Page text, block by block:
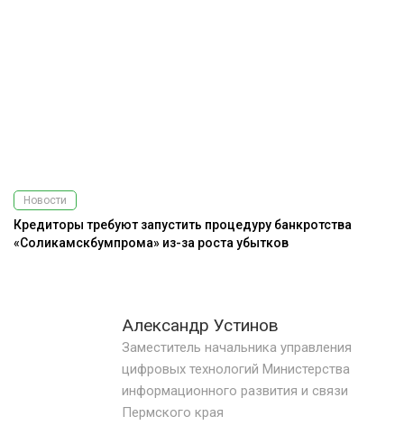
Александр Устинов
Заместитель начальника управления
цифровых технологий Министерства
информационного развития и связи
Пермского края
Новости
Кредиторы требуют запустить процедуру банкротства
«Соликамскбумпрома» из-за роста убытков